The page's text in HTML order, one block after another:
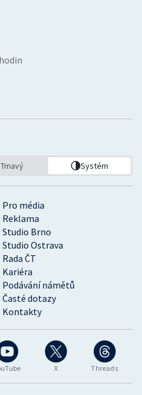
X Threads
Pro média
Reklama
Studio Brno
Studio Ostrava
Rada ČT
Kariéra
Podávání námětů
Časté dotazy
Kontakty
Tmavý Systém